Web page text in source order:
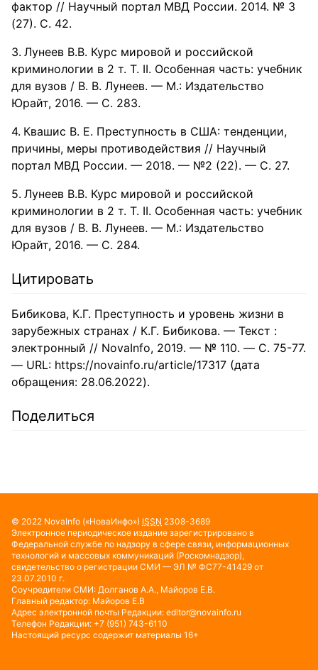
фактор // Научный портал МВД России. 2014. № 3
(27). С. 42.
Лунеев В.В. Курс мировой и российской
криминологии в 2 т. Т. II. Особенная часть: учебник
для вузов / В. В. Лунеев. — М.: Издательство
Юрайт, 2016. — С. 283.
Квашис В. Е. Преступность в США: тенденции,
причины, меры противодействия // Научный
портал МВД России. — 2018. — №2 (22). — С. 27.
Лунеев В.В. Курс мировой и российской
криминологии в 2 т. Т. II. Особенная часть: учебник
для вузов / В. В. Лунеев. — М.: Издательство
Юрайт, 2016. — С. 284.
Цитировать
Бибикова, К.Г. Преступность и уровень жизни в
зарубежных странах / К.Г. Бибикова. — Текст :
электронный // NovaInfo, 2019. — № 110. — С. 75-77.
— URL: https://novainfo.ru/article/17317 (дата
обращения: 28.06.2022).
Поделиться
© 2022 NovaInfo («НоваИнфо») ISSN 2308-3689
Электронное периодическое издание зарегистрировано в
Федеральной службе по надзору в сфере связи, информационных
технологий и массовых коммуникаций (Роскомнадзор),
свидетельство о регистрации СМИ — ЭЛ № ФС77-41429 от
23.07.2010 г.
Соучредители СМИ: Долганов А.А., Майоров Е.В.
Главный редактор: Майоров Е.В
Адрес электронной почты Редакции: editor@novainfo.ru
Телефон Редакции: +7 (951) 743-6110
Настоящий ресурс содержит материалы 16+